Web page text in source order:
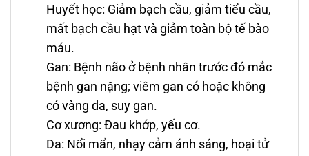
Huyết học: Giảm bạch cầu, giảm tiểu cầu,
mất bạch cầu hạt và giảm toàn bộ tế bào
máu.
Gan: Bệnh não ở bệnh nhân trước đó mắc
bệnh gan nặng; viêm gan có hoặc không
có vàng da, suy gan.
Cơ xương: Ðau khớp, yếu cơ.
Da: Nổi mẩn, nhạy cảm ánh sáng, hoại tử